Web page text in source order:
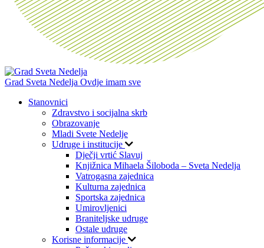
Grad Sveta Nedelja Ovdje imam sve
Stanovnici
Zdravstvo i socijalna skrb
Obrazovanje
Mladi Svete Nedelje
Udruge i institucije
Dječji vrtić Slavuj
Knjižnica Mihaela Šiloboda – Sveta Nedelja
Vatrogasna zajednica
Kulturna zajednica
Sportska zajednica
Umirovljenici
Braniteljske udruge
Ostale udruge
Korisne informacije